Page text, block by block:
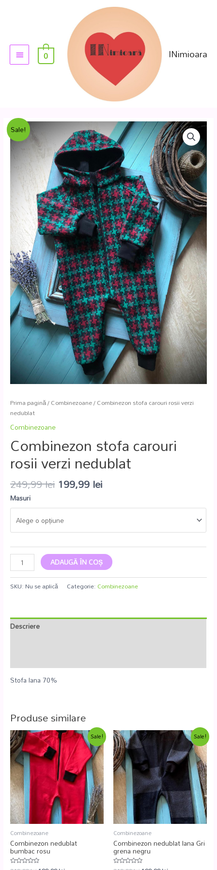
INimioara
0
Sale!
Prima pagină/Combinezoane/ Combinezon stofa carouri rosii verzi
nedublat
Combinezoane
Combinezon stofa carouri
rosii verzi nedublat
249,99lei 199,99 lei
Masuri
ADAUGĂ ÎN COȘ
SKU: Nu se aplică Categorie: Combinezoane
Descriere
Stofa lana 70%
Produse similare
Sale!
Combinezoane
Combinezon nedublat
bumbac rosu
Sale!
Combinezoane
Combinezon nedublat lana Gri
grena negru